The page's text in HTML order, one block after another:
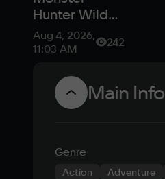
Hunter Wilds
навсегда
подешевела
консолях
Aug 4, 2026,
11:03 AM
242
Main Info
Genre
Action Adventure